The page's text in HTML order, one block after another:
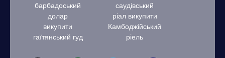
барбадоський
долар
викупити
гаїтянський гуд
саудівський
ріал викупити
Камбоджійський
ріель